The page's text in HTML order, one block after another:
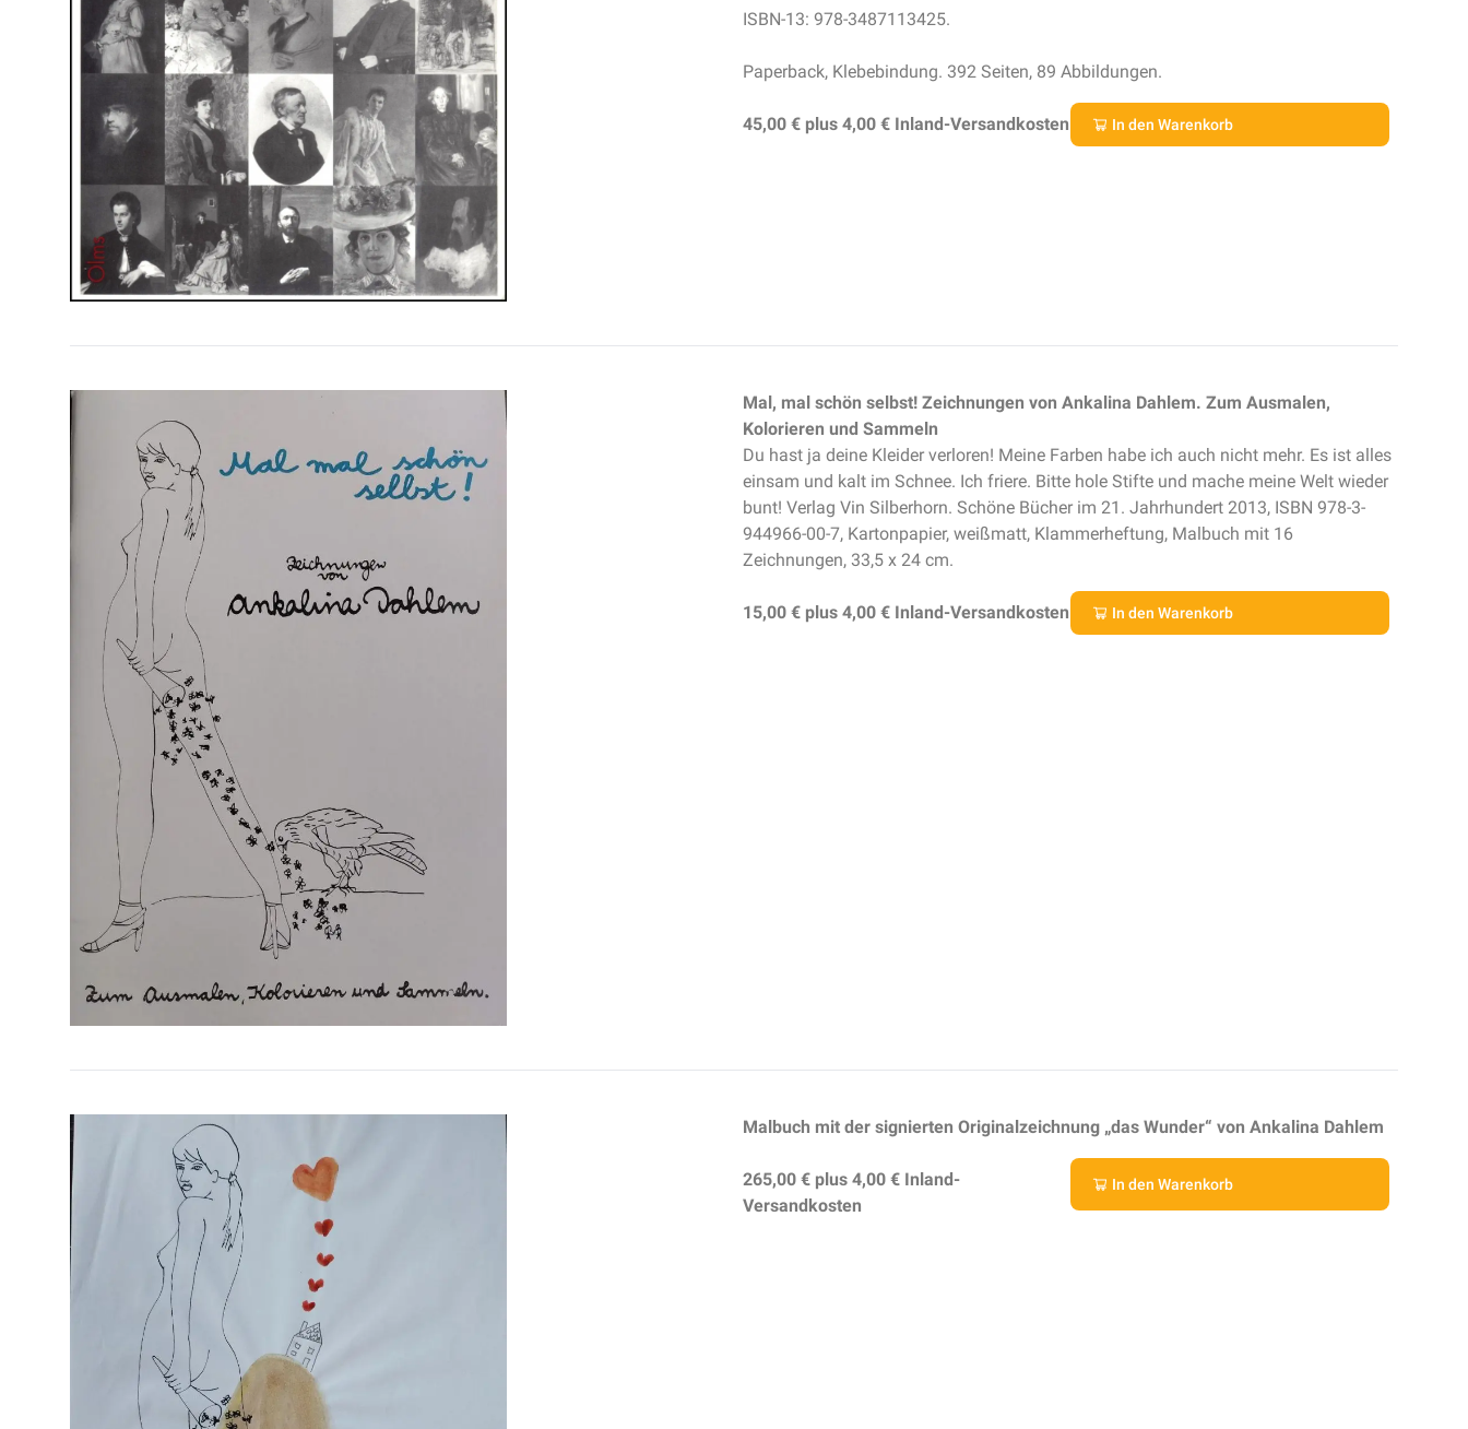
ISBN-13: 978-3487113425.
Paperback, Klebebindung. 392 Seiten, 89 Abbildungen.
45,00 € plus 4,00 € Inland-Versandkosten In den Warenkorb
Mal, mal schön selbst! Zeichnungen von Ankalina Dahlem. Zum Ausmalen,
Kolorieren und Sammeln
Du hast ja deine Kleider verloren! Meine Farben habe ich auch nicht mehr. Es ist alles
einsam und kalt im Schnee. Ich friere. Bitte hole Stifte und mache meine Welt wieder
bunt! Verlag Vin Silberhorn. Schöne Bücher im 21. Jahrhundert 2013, ISBN 978-3-
944966-00-7, Kartonpapier, weißmatt, Klammerheftung, Malbuch mit 16
Zeichnungen, 33,5 x 24 cm.
15,00 € plus 4,00 € Inland-Versandkosten In den Warenkorb
Malbuch mit der signierten Originalzeichnung „das Wunder“ von Ankalina Dahlem
265,00 € plus 4,00 € Inland-
Versandkosten
In den Warenkorb